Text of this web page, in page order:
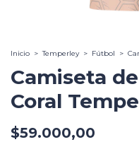
Inicio > Temperley > Fútbol >
Camiseta
Coral
$59.000,00